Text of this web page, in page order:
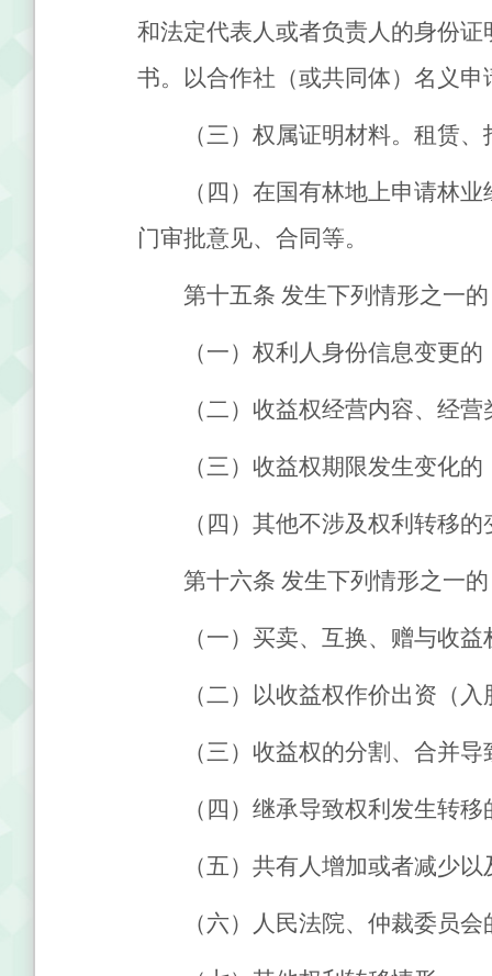
和法定代表人或者负责人的身份
书。以合作社（或共同体）名义
（三）权属证明材料。租赁
（四）在国有林地上申请林
门审批意见、合同等。
第十五条 发生下列情形之一
（一）权利人身份信息变更的
（二）收益权经营内容、经
（三）收益权期限发生变化的
（四）其他不涉及权利转移
第十六条 发生下列情形之一
（一）买卖、互换、赠与收益
（二）以收益权作价出资（
（三）收益权的分割、合并
（四）继承导致权利发生转移
（五）共有人增加或者减少
（六）人民法院、仲裁委员